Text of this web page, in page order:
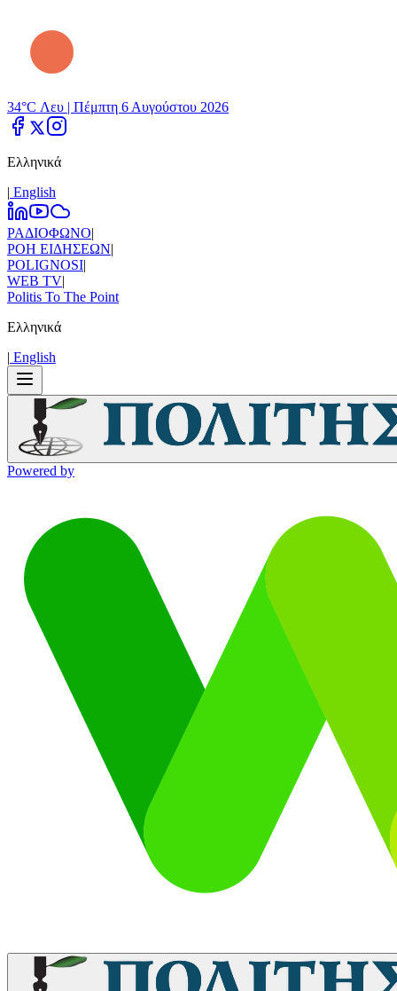
34°C Λευ | Πέμπτη 6 Αυγούστου 2026
Ελληνικά
| Εnglish
ΡΑΔΙΟΦΩΝΟ|
ΡΟΗ ΕΙΔΗΣΕΩΝ|
POLIGNOSI|
WEB TV|
Politis To The Point
Ελληνικά
| Εnglish
Powered by